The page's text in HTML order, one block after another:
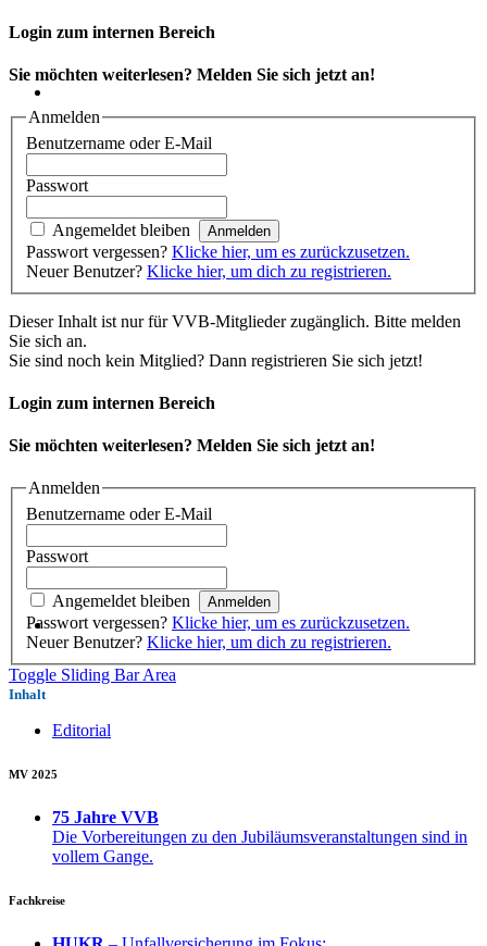
Login zum internen Bereich
Sie möchten weiterlesen? Melden Sie sich jetzt an!
Anmelden
Benutzername oder E-Mail
Passwort
Angemeldet bleiben
Passwort vergessen? Klicke hier, um es zurückzusetzen.
Neuer Benutzer? Klicke hier, um dich zu registrieren.
Dieser Inhalt ist nur für VVB-Mitglieder zugänglich. Bitte melden
Sie sich an.
Sie sind noch kein Mitglied? Dann registrieren Sie sich jetzt!
Login zum internen Bereich
Sie möchten weiterlesen? Melden Sie sich jetzt an!
Anmelden
Benutzername oder E-Mail
Passwort
Angemeldet bleiben
Passwort vergessen? Klicke hier, um es zurückzusetzen.
Neuer Benutzer? Klicke hier, um dich zu registrieren.
Toggle Sliding Bar Area
Inhalt
Editorial
MV 2025
75 Jahre VVB
Die Vorbereitungen zu den Jubiläumsveranstaltungen sind in
vollem Gange.
Fachkreise